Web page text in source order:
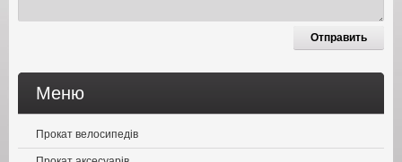
Меню
Прокат велосипедів